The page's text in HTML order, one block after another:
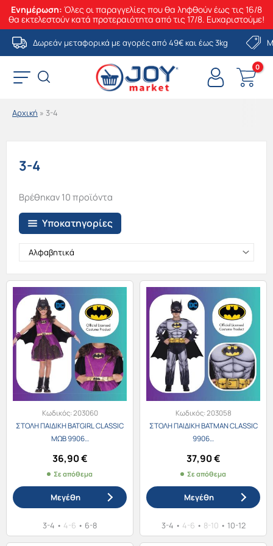
Ενημέρωση: Όλες οι παραγγελίες που θα ληφθούν έως τις 16/8
θα εκτελεστούν κατά προτεραιότητα από τις 17/8. Ευχαριστούμε!
Μετάβαση
στο
περιεχόμενο
Δωρεάν μεταφορικά με αγορές από 49€ και έως 3kg
Αρχική » 3-4
3-4
Υποκατηγορίες
Βρέθηκαν 10 προϊόντα
Κωδικός:203060
ΣΤΟΛΗ ΠΑΙΔΙΚΗ BATGIRL CLASSIC
ΜΩΒ 9906…
36,90€
Σε απόθεμα
Μεγέθη
3-4 • 4-6 • 6-8
Αυτό
Κωδικός:203058
ΣΤΟΛΗ ΠΑΙΔΙΚΗ BATMAN CLASSIC
9906…
37,90€
Σε απόθεμα
Μεγέθη
3-4 • 4-6 • 8-10 • 10-12
Αυτό